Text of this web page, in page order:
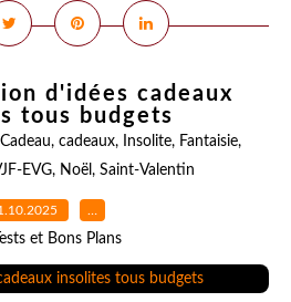
d'idées cadeaux
tous budgets
, cadeaux, Insolite, Fantaisie,
EVG, Noël , Saint-Valentin
…
et Bons Plans